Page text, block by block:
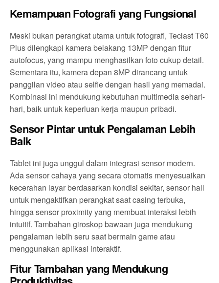
Kemampuan Fotografi yang Fungsional
Meski bukan perangkat utama untuk fotografi, Teclast T60
Plus dilengkapi kamera belakang 13MP dengan fitur
autofocus, yang mampu menghasilkan foto cukup detail.
Sementara itu, kamera depan 8MP dirancang untuk
panggilan video atau selfie dengan hasil yang memadai.
Kombinasi ini mendukung kebutuhan multimedia sehari-
hari, baik untuk keperluan kerja maupun pribadi.
Sensor Pintar untuk Pengalaman Lebih
Baik
Tablet ini juga unggul dalam integrasi sensor modern.
Ada sensor cahaya yang secara otomatis menyesuaikan
kecerahan layar berdasarkan kondisi sekitar, sensor hall
untuk mengaktifkan perangkat saat casing terbuka,
hingga sensor proximity yang membuat interaksi lebih
intuitif. Tambahan giroskop bawaan juga mendukung
pengalaman lebih seru saat bermain game atau
menggunakan aplikasi interaktif.
Fitur Tambahan yang Mendukung